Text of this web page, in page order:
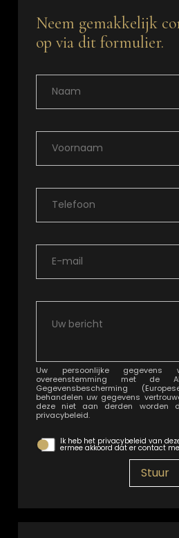
Neem gemakkelijk
op via dit formulier.
Uw persoonlijke gegevens
overeenstemming met de
Gegevensbescherming
behandelen uw gegevens
deze niet aan derden worden
privacybeleid.
Ik heb het privacybeleid van
ermee akkoord dat er contact
Stuur